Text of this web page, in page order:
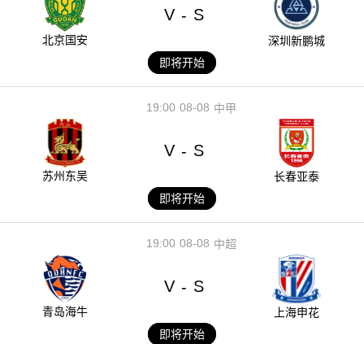
北京国安
V - S
深圳新鹏城
即将开始
08-08
19:00 中甲
苏州东吴
V - S
长春亚泰
即将开始
08-08
19:00 中超
青岛海牛
V - S
上海申花
即将开始